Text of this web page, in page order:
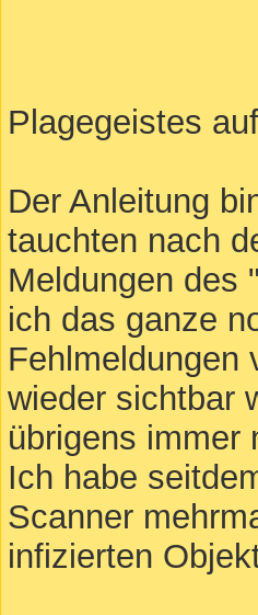
Plagegeistes
Der Anleitung
tauchten nach
Meldungen des
ich das ganze
Fehlmeldungen
wieder sichtbar
übrigens immer
Ich habe
Scanner
infizierten